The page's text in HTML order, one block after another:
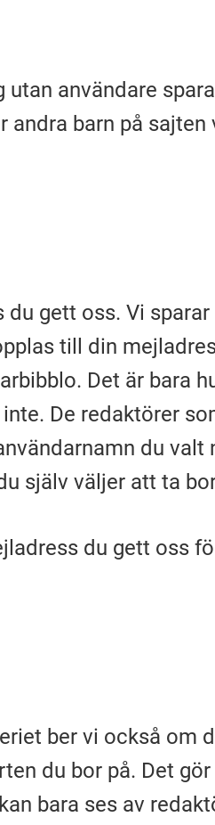
användare
barn på sajten
gett oss. Vi
till din
Det är bara
De redaktörer
du valt
själv väljer att ta
du gett oss
ber vi också om
du bor på. Det
bara ses av